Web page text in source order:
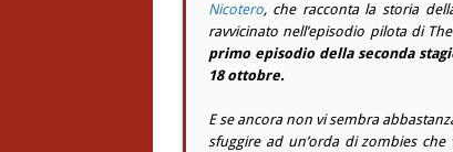
Nicotero, che racconta la storia
ravvicinato nell’episodio pilota di
primo episodio della seconda
18 ottobre.
E se ancora non vi sembra
sfuggire ad un’orda di zombies